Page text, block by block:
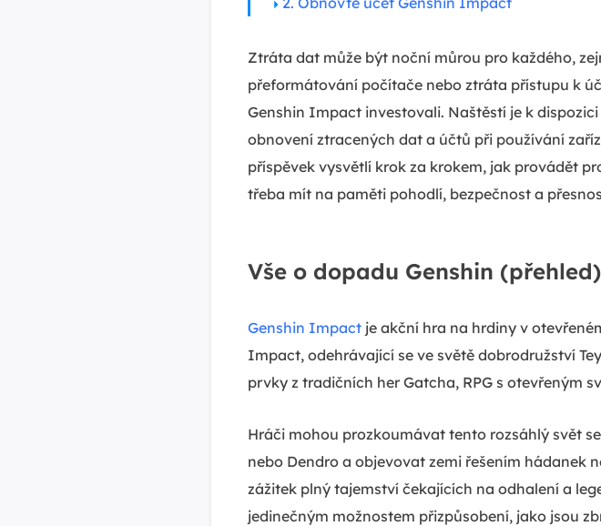
Ztráta dat může být noční můrou pro každého,
přeformátování počítače nebo ztráta přístupu k
Genshin Impact investovali. Naštěstí je k
obnovení ztracených dat a účtů při používání
příspěvek vysvětlí krok za krokem, jak provádět
třeba mít na paměti pohodlí, bezpečnost a
Vše o dopadu Genshin (přehled)
Genshin Impact je akční hra na hrdiny v
Impact, odehrávající se ve světě dobrodružství
prvky z tradičních her Gatcha, RPG s otevřeným
Hráči mohou prozkoumávat tento rozsáhlý svět
nebo Dendro a objevovat zemi řešením hádanek
zážitek plný tajemství čekajících na odhalení a
jedinečným možnostem přizpůsobení, jako jsou